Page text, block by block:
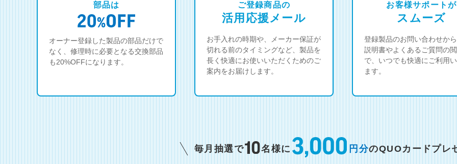
部品は
オーナー登録した製品の部品だけで
なく、修理時に必要となる交換部品
も20%OFFになります。
ご登録商品の
活用応援メール
お手入れの時期や、メーカー保証が
切れる前のタイミングなど、製品を
長く快適にお使いいただくためのご
案内をお届けします。
お客様サポートが
スムーズ
登録製品のお問い合わせか
説明書やよくあるご質問の
で、いつでも快適にご利用
ます。
毎月抽選で 名様に 円分のQUOカードプレ